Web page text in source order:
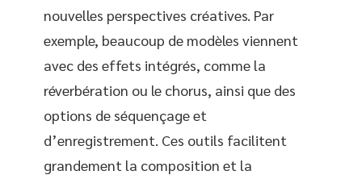
nouvelles perspectives créatives. Par
exemple, beaucoup de modèles viennent
avec des effets intégrés, comme la
réverbération ou le chorus, ainsi que des
options de séquençage et
d’enregistrement. Ces outils facilitent
grandement la composition et la